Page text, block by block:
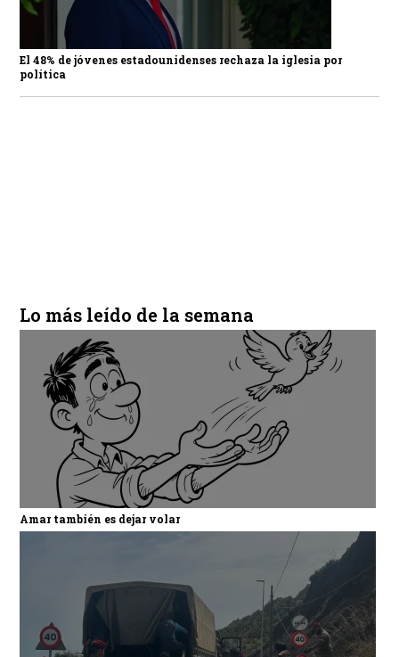
El 48% de jóvenes estadounidenses rechaza la iglesia por
política
Lo más leído de la semana
Amar también es dejar volar